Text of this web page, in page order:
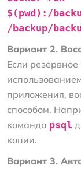
$(pwd):/
/backup/
Вариант 2.
Если
приложения,
способом.
команда psql
копии.
Вариант 3.